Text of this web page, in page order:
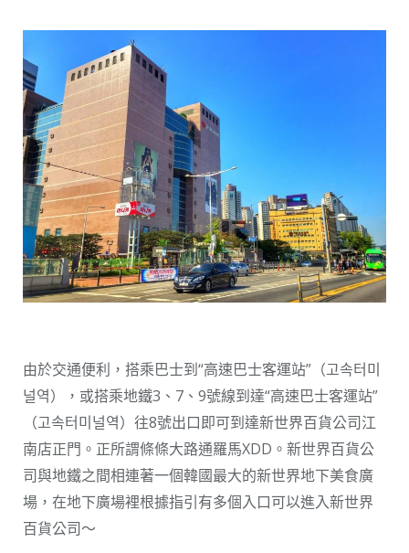
由於交通便利，搭乘巴士到“高速巴士客運站”（고속터미
널역），或搭乘地鐵3、7、9號線到達“高速巴士客運站”
（고속터미널역）往8號出口即可到達新世界百貨公司江
南店正門。正所謂條條大路通羅馬XDD。新世界百貨公
司與地鐵之間相連著一個韓國最大的新世界地下美食廣
場，在地下廣場裡根據指引有多個入口可以進入新世界
百貨公司～